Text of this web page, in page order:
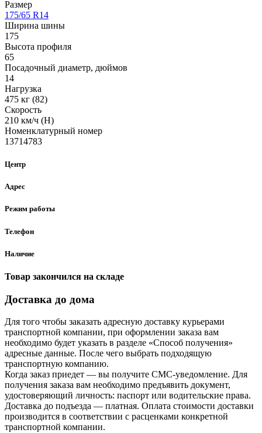
Размер
175/65 R14
Ширина шины
175
Высота профиля
65
Посадочный диаметр, дюймов
14
Нагрузка
475 кг (82)
Скорость
210 км/ч (H)
Номенклатурный номер
13714783
Центр
Адрес
Режим работы
Телефон
Наличие
Товар закончился на складе
Доставка до дома
Для того чтобы заказать адресную доставку курьерами
транспортной компании, при оформлении заказа вам
необходимо будет указать в разделе «Способ получения»
адресные данные. После чего выбрать подходящую
транспортную компанию.
Когда заказ приедет — вы получите СМС-уведомление. Для
получения заказа вам необходимо предъявить документ,
удостоверяющий личность: паспорт или водительские права.
Доставка до подъезда — платная. Оплата стоимости доставки
производится в соответствии с расценками конкретной
транспортной компании.